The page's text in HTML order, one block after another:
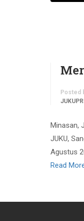
Posted
Minasan,
JUKU,
Agustus
Read